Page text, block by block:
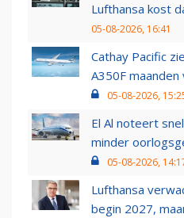
Lufthansa kost
05-08-2026, 16:41
Cathay Pacific
A350F
05-08-2026,
El Al noteert
minder
05-08-2026,
Lufthansa
begin 2027,